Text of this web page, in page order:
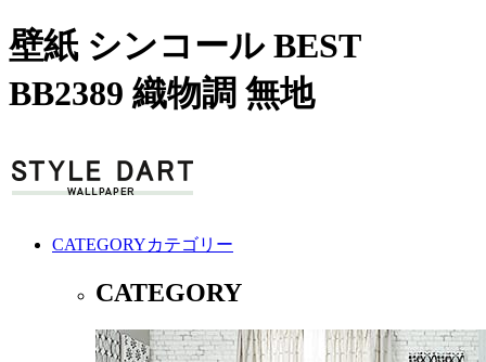
壁紙 シンコール BEST
BB2389 織物調 無地
CATEGORYカテゴリー
CATEGORY